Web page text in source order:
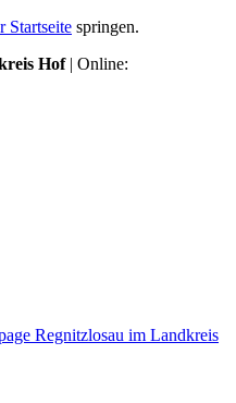
Startseite springen.
Hof| Online: